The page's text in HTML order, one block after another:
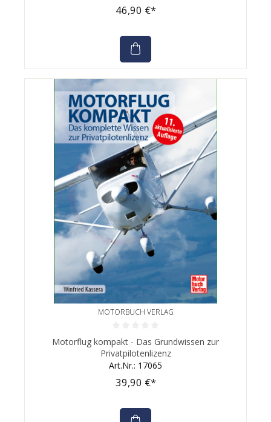
46,90 €*
MOTORBUCH VERLAG
Durchschnittliche Bewertung von 0 von 5 Sternen
Motorflug kompakt - Das Grundwissen zur
Privatpilotenlizenz
Art.Nr.: 17065
39,90 €*